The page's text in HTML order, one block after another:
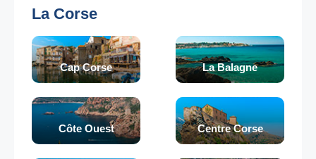
La Corse
Cap Corse La Balagne
Côte Ouest Centre Corse